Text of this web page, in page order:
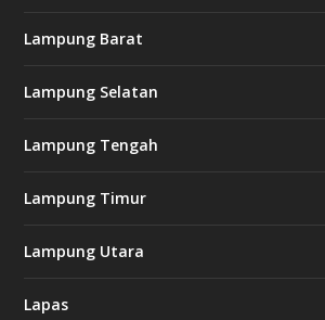
Lampung Barat
Lampung Selatan
Lampung Tengah
Lampung Timur
Lampung Utara
Lapas